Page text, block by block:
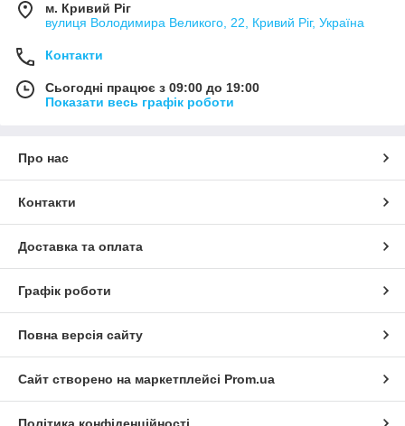
м. Кривий Ріг
вулиця Володимира Великого, 22, Кривий Ріг, Україна
Контакти
Сьогодні працює з 09:00 до 19:00
Показати весь графік роботи
Про нас
Контакти
Доставка та оплата
Графік роботи
Повна версія сайту
Сайт створено на маркетплейсі Prom.ua